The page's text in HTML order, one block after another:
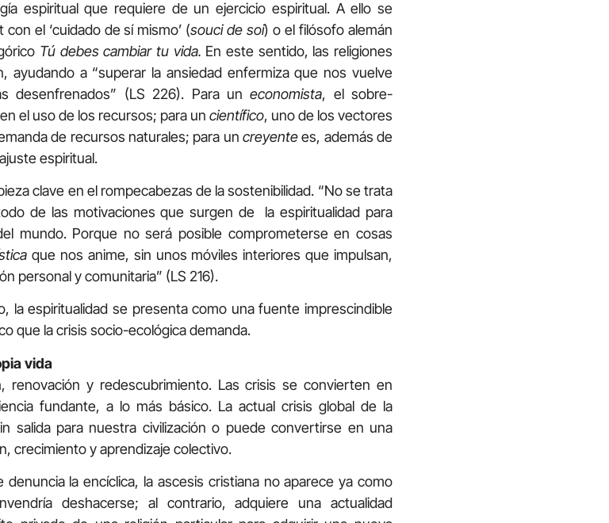
espiritual que requiere de un ejercicio espiritual. A ello se
el ‘cuidado de sí mismo’ (souci de soi) o el filósofo alemán
Tú debes cambiar tu vida. En este sentido, las religiones
ayudando a “superar la ansiedad enfermiza que nos vuelve
desenfrenados” (LS 226). Para uneconomista, el sobre-
el uso de los recursos; para un científico, uno de los vectores
de recursos naturales; para un creyentees, además de
espiritual.
clave en el rompecabezas de la sostenibilidad. “No se trata
de las motivaciones que surgen de la espiritualidad para
mundo. Porque no será posible comprometerse en cosas
que nos anime, sin unos móviles interiores que impulsan,
personal y comunitaria” (LS 216).
la espiritualidad se presenta como una fuente imprescindible
que la crisis socio-ecológica demanda.
vida
renovación y redescubrimiento. Las crisis se convierten en
fundante, a lo más básico. La actual crisis global de la
salida para nuestra civilización o puede convertirse en una
crecimiento y aprendizaje colectivo.
la encíclica, la ascesis cristiana no aparece ya como
deshacerse; al contrario, adquiere una actualidad